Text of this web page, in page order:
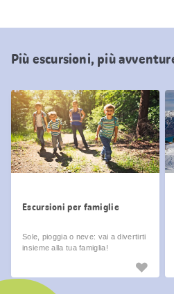
Più escursioni, più
Escursioni per famiglie
Sole, pioggia o neve: vai a divertirti
insieme alla tua famiglia!